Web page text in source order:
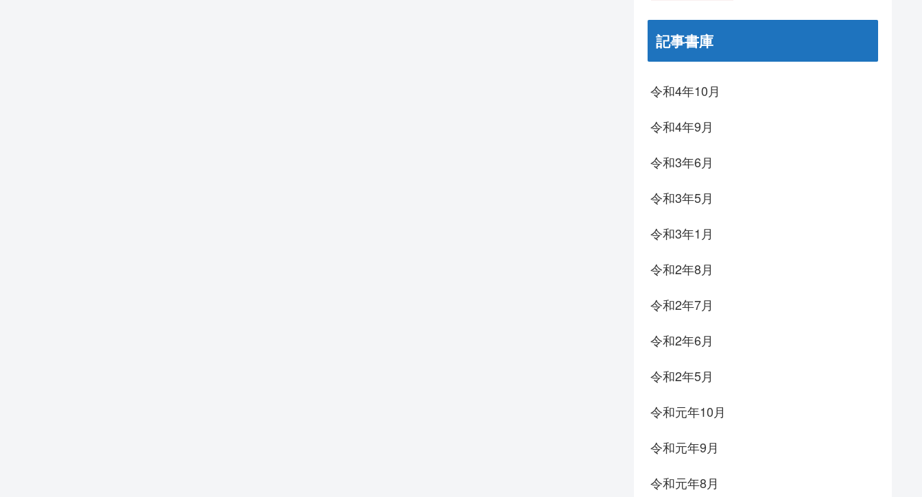
記事書庫
令和4年10月
令和4年9月
令和3年6月
令和3年5月
令和3年1月
令和2年8月
令和2年7月
令和2年6月
令和2年5月
令和元年10月
令和元年9月
令和元年8月